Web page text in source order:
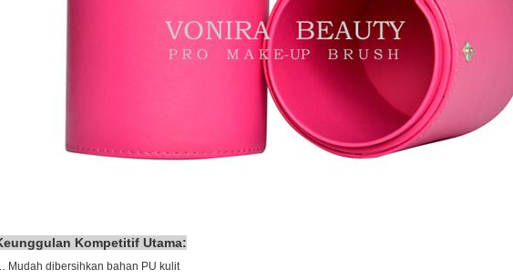
Kompetitif Utama:
Mudah dibersihkan bahan PU kulit